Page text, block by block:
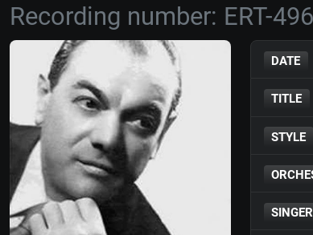
Recording number: ERT-
DATE
TITLE
STYLE
SINGER